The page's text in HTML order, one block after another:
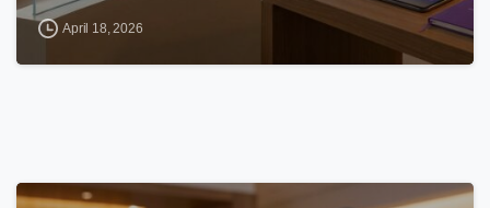
April 18, 2026